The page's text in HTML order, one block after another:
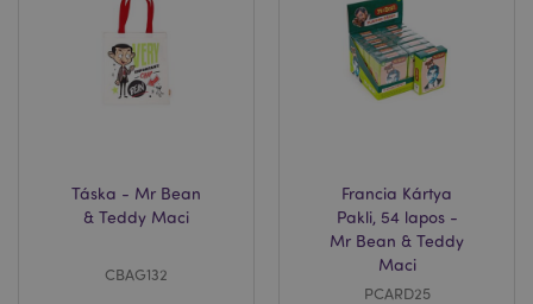
Táska - Mr Bean
& Teddy Maci
CBAG132
Francia Kártya
Pakli, 54 lapos -
Mr Bean & Teddy
Maci
PCARD25